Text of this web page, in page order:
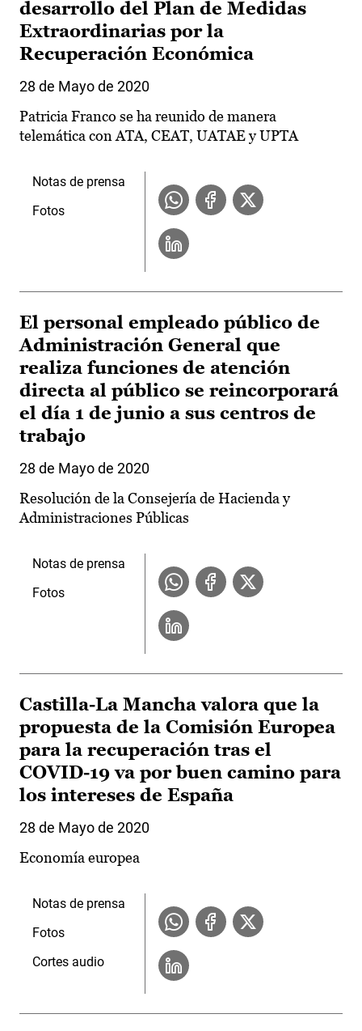
desarrollo del Plan de Medidas
Extraordinarias por la
Recuperación Económica
28 de Mayo de 2020
Patricia Franco se ha reunido de manera
telemática con ATA, CEAT, UATAE y UPTA
Notas de prensa
Fotos
El personal empleado público de
Administración General que
realiza funciones de atención
directa al público se reincorporará
el día 1 de junio a sus centros de
trabajo
28 de Mayo de 2020
Resolución de la Consejería de Hacienda y
Administraciones Públicas
Notas de prensa
Fotos
Castilla-La Mancha valora que la
propuesta de la Comisión Europea
para la recuperación tras el
COVID-19 va por buen camino para
los intereses de España
28 de Mayo de 2020
Economía europea
Notas de prensa
Fotos
Cortes audio